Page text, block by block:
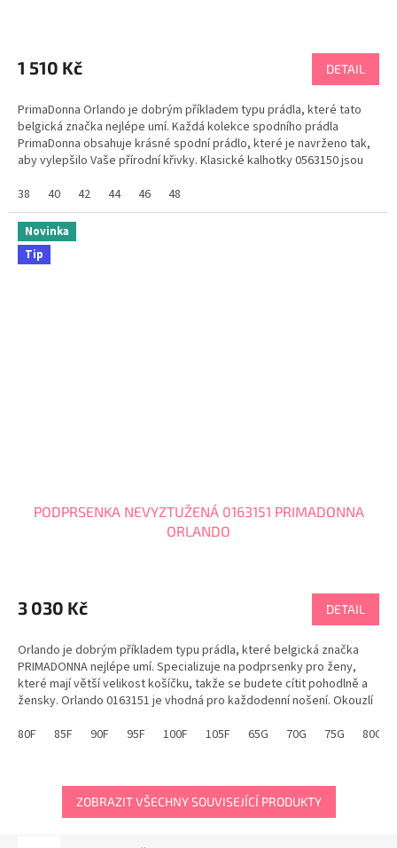
1 510 Kč DETAIL
PrimaDonna Orlando je dobrým příkladem typu prádla, které tato
belgická značka nejlépe umí. Každá kolekce spodního prádla
PrimaDonna obsahuje krásné spodní prádlo, které je navrženo tak,
aby vylepšilo Vaše přírodní křivky. Klasické kalhotky 0563150 jsou
38
40 42 44 46 48
Novinka
Tip
PODPRSENKA NEVYZTUŽENÁ 0163151 PRIMADONNA
ORLANDO
3 030 Kč DETAIL
Orlando je dobrým příkladem typu prádla, které belgická značka
PRIMADONNA nejlépe umí. Specializuje na podprsenky pro ženy,
které mají větší velikost košíčku, takže se budete cítit pohodlně a
žensky. Orlando 0163151 je vhodná pro každodenní nošení. Okouzlí
80F
85F 90F 95F 100F 105F 65G 70G 75G 80G
ZOBRAZIT VŠECHNY SOUVISEJÍCÍ PRODUKTY